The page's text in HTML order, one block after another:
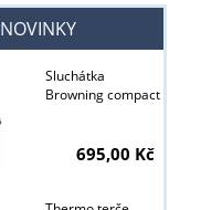
NOVINKY
Sluchátka
Browning compact
695,00 Kč